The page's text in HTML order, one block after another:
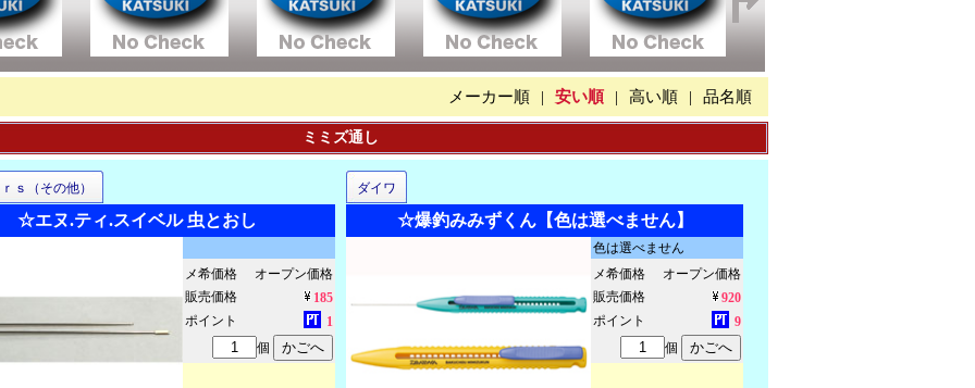
メーカー順 | 安い順 | 高い順 | 品名順
ミミズ通し
ｓ（その他）
☆エヌ.ティ.スイベル 虫とおし
メ希価格
オープン価格
販売価格
185
ポイント
1
個
ダイワ
☆爆釣みみずくん【色は選べません】
色は選べません
メ希価格
オープン価格
販売価格
920
ポイント
9
個